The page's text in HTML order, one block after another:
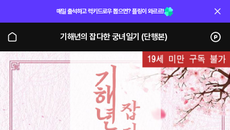
매일 출석하고 럭키드로우 뽑으면? 플링이 와르르!
기해년의 잡다한 궁녀일기 (단행본)